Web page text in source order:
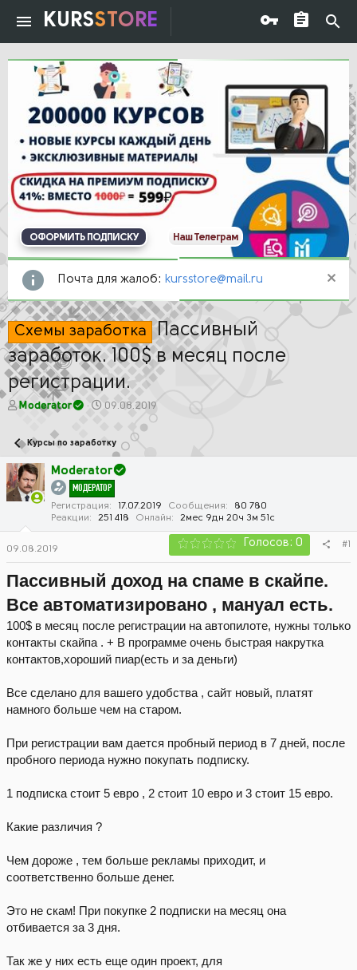
KURSSTORE
ОФОРМИТЬ ПОДПИСКУ Наш Телеграм
Почта для жалоб: kursstore@mail.ru
Схемы заработка Пассивный
заработок. 100$ в месяц после
регистрации.
А
о
р
т
е
Moderator
Д
а
а
ч
а
л
а
09.08.2019
Курсы по заработку
Moderator
МОДЕРАТОР
Регистрация 17.07.2019 Сообщения
80 780
Реакции
251 418 Онлайн 2мес 9дн 20ч 3м 51с
09.08.2019 Голосов: 0 #1
Пассивный доход на спаме в скайпе.
Все автоматизировано , мануал есть.
100$ в месяц после регистрации на автопилоте, нужны только
контакты скайпа . + В программе очень быстрая накрутка
контактов,хороший пиар(есть и за деньги)
Все сделано для вашего удобства , сайт новый, платят
намного больше чем на старом.
При регистрации вам дается пробный период в 7 дней, после
пробного периода нужно покупать подписку.
1 подписка стоит 5 евро , 2 стоит 10 евро и 3 стоит 15 евро.
Какие различия ?
Чем дороже , тем больше рекламы приходит, и
соответственно больше денег.
Это не скам! При покупке 2 подписки на месяц она
отбивается за 3 дня.
Так же у них есть еще один проект, для